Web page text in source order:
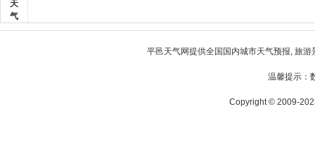
天
气
平邑天气网提供全国国内城市天气预报, 旅游
温馨提示：
Copyright © 2009-